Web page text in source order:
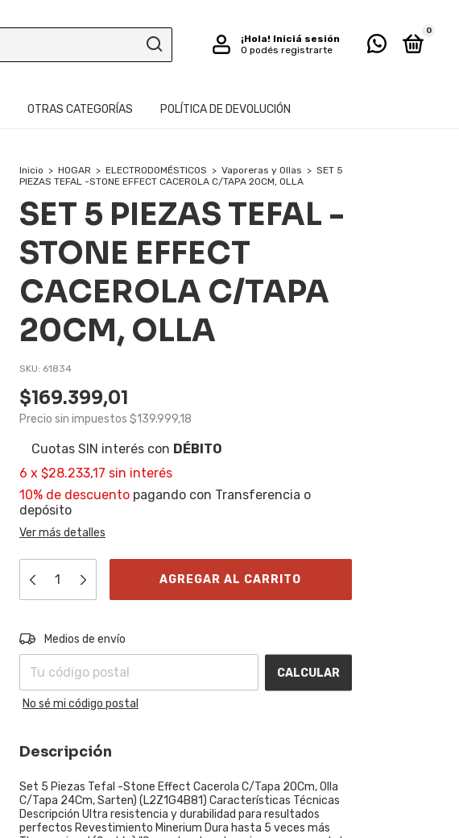
¡Hola! Iniciá sesión
O podés registrarte
0
OTRAS CATEGORÍAS POLÍTICA DE DEVOLUCIÓN
Inicio > HOGAR > ELECTRODOMÉSTICOS > Vaporeras y Ollas > SET 5
PIEZAS TEFAL -STONE EFFECT CACEROLA C/TAPA 20CM, OLLA
SET 5 PIEZAS TEFAL -
STONE EFFECT
CACEROLA C/TAPA
20CM, OLLA
SKU: 61834
$169.399,01
Precio sin impuestos $139.999,18
Cuotas SIN interés conDÉBITO
6 x $28.233,17 sin interés
10% de descuento pagando con Transferencia o
depósito
Ver más detalles
Entregas para el CP:
Medios de envío
CALCULAR
No sé mi código postal
Descripción
Set 5 Piezas Tefal -Stone Effect Cacerola C/Tapa 20Cm, Olla
C/Tapa 24Cm, Sarten) (L2Z1G4B81) Características Técnicas
Descripción Ultra resistencia y durabilidad para resultados
perfectos Revestimiento Minerium Dura hasta 5 veces más